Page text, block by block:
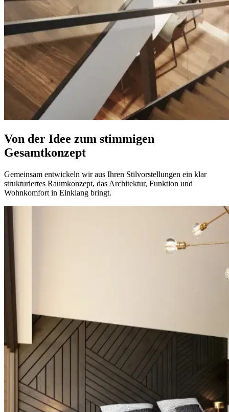
Von der Idee zum stimmigen
Gesamtkonzept
Gemeinsam entwickeln wir aus Ihren Stilvorstellungen ein klar
strukturiertes Raumkonzept, das Architektur, Funktion und
Wohnkomfort in Einklang bringt.